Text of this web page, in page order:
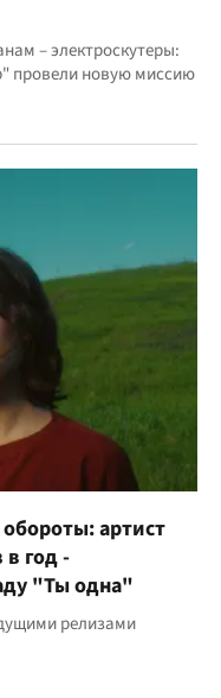
– электроскутеры:
провели новую миссию
артист
год -
"Ты одна"
релизами